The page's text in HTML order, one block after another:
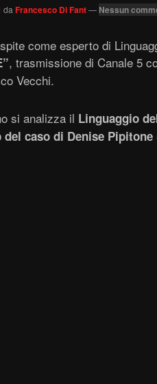
da Francesco Di Fant— Nessun
come esperto di
, trasmissione di Canale 5
Vecchi.
si analizza il Linguaggio
del caso di Denise Pipitone